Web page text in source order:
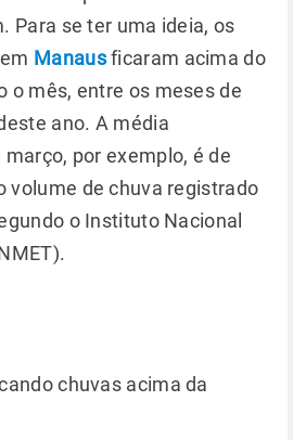
Para se ter uma ideia, os
Manausficaram acima do
o mês, entre os meses de
ano. A média
por exemplo, é de
volume de chuva registrado
o Instituto Nacional
chuvas acima da